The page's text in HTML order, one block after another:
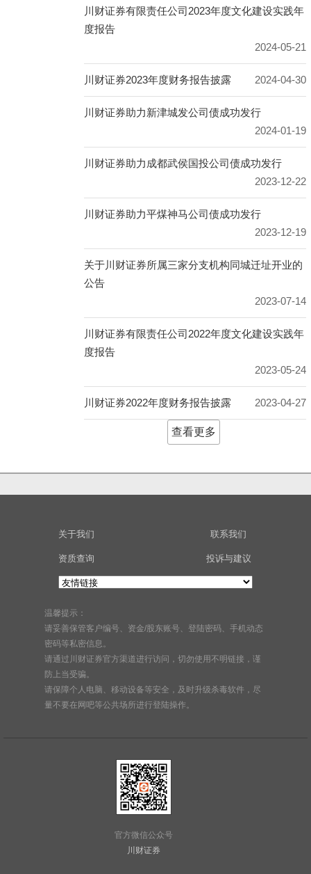
川财证券有限责任公司2023年度文化建设实践年
度报告
2024-05-21
川财证券2023年度财务报告披露 2024-04-30
川财证券助力新津城发公司债成功发行
2024-01-19
川财证券助力成都武侯国投公司债成功发行
2023-12-22
川财证券助力平煤神马公司债成功发行
2023-12-19
关于川财证券所属三家分支机构同城迁址开业的
公告
2023-07-14
川财证券有限责任公司2022年度文化建设实践年
度报告
2023-05-24
川财证券2022年度财务报告披露 2023-04-27
查看更多
关于我们 联系我们
资质查询 投诉与建议
温馨提示：
请妥善保管客户编号、资金/股东账号、登陆密码、手机动态
密码等私密信息。
请通过川财证券官方渠道进行访问，切勿使用不明链接，谨
防上当受骗。
请保障个人电脑、移动设备等安全，及时升级杀毒软件，尽
量不要在网吧等公共场所进行登陆操作。
官方微信公众号
川财证券